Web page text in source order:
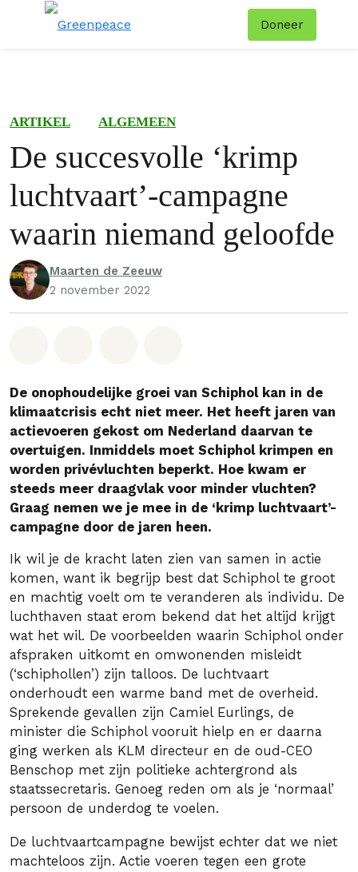
Doneer
ARTIKEL ALGEMEEN
De succesvolle ‘krimp
luchtvaart’-campagne
waarin niemand geloofde
Maarten de Zeeuw
2 november 2022
De onophoudelijke groei van Schiphol kan in de
klimaatcrisis echt niet meer. Het heeft jaren van
actievoeren gekost om Nederland daarvan te
overtuigen. Inmiddels moet Schiphol krimpen en
worden privévluchten beperkt. Hoe kwam er
steeds meer draagvlak voor minder vluchten?
Graag nemen we je mee in de ‘krimp luchtvaart’-
campagne door de jaren heen.
Ik wil je de kracht laten zien van samen in actie
komen, want ik begrijp best dat Schiphol te groot
en machtig voelt om te veranderen als individu. De
luchthaven staat erom bekend dat het altijd krijgt
wat het wil. De voorbeelden waarin Schiphol onder
afspraken uitkomt en omwonenden misleidt
(‘schiphollen’) zijn talloos. De luchtvaart
onderhoudt een warme band met de overheid.
Sprekende gevallen zijn Camiel Eurlings, de
minister die Schiphol vooruit hielp en er daarna
ging werken als KLM directeur en de oud-CEO
Benschop met zijn politieke achtergrond als
staatssecretaris. Genoeg reden om als je ‘normaal’
persoon de underdog te voelen.
De luchtvaartcampagne bewijst echter dat we niet
machteloos zijn. Actie voeren tegen een grote